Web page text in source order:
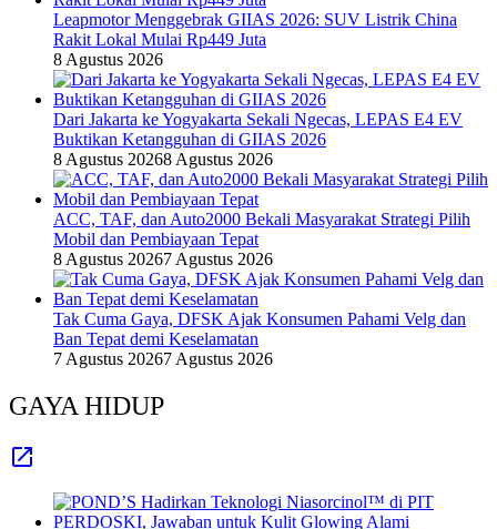
Leapmotor Menggebrak GIIAS 2026: SUV Listrik China
Rakit Lokal Mulai Rp449 Juta
8 Agustus 2026
Dari Jakarta ke Yogyakarta Sekali Ngecas, LEPAS E4 EV
Buktikan Ketangguhan di GIIAS 2026
8 Agustus 20268 Agustus 2026
ACC, TAF, dan Auto2000 Bekali Masyarakat Strategi Pilih
Mobil dan Pembiayaan Tepat
8 Agustus 20267 Agustus 2026
Tak Cuma Gaya, DFSK Ajak Konsumen Pahami Velg dan
Ban Tepat demi Keselamatan
7 Agustus 20267 Agustus 2026
GAYA HIDUP